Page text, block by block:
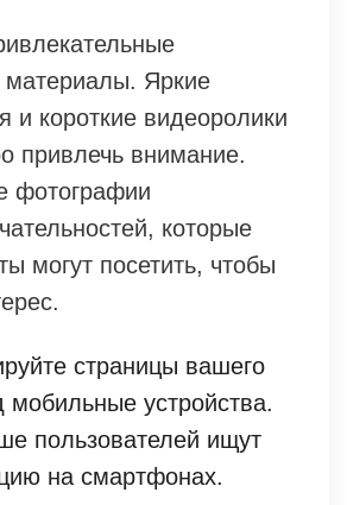
материалы. Яркие
и короткие видеоролики
привлечь внимание.
фотографии
которые
могут посетить, чтобы
страницы вашего
мобильные устройства.
пользователей ищут
на смартфонах.